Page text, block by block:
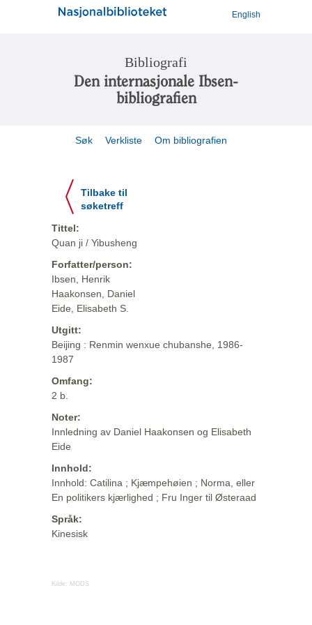
English
Bibliografi
Den internasjonale Ibsen-
bibliografien
Søk Verkliste Om bibliografien
Tilbake til
søketreff
Tittel:
Quan ji / Yibusheng
Forfatter/person:
Ibsen, Henrik
Haakonsen, Daniel
Eide, Elisabeth S.
Utgitt:
Beijing : Renmin wenxue chubanshe, 1986-
1987
Omfang:
2 b.
Noter:
Innledning av Daniel Haakonsen og Elisabeth
Eide
Innhold:
Innhold: Catilina ; Kjæmpehøien ; Norma, eller
En politikers kjærlighed ; Fru Inger til Østeraad
Språk:
Kinesisk
Kilde: MODS